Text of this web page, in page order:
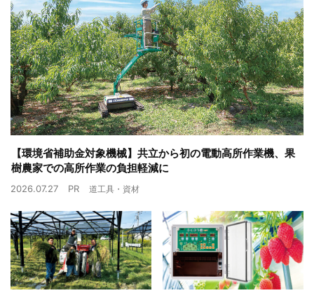
【環境省補助金対象機械】共立から初の電動高所作業機、果
樹農家での高所作業の負担軽減に
2026.07.27 PR 道工具・資材